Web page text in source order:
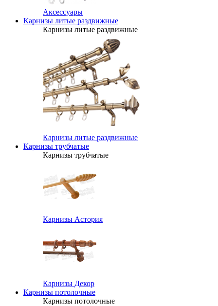
Аксессуары
Карнизы литые раздвижные
Карнизы литые раздвижные
Карнизы литые раздвижные
Карнизы трубчатые
Карнизы трубчатые
Карнизы Астория
Карнизы Декор
Карнизы потолочные
Карнизы потолочные